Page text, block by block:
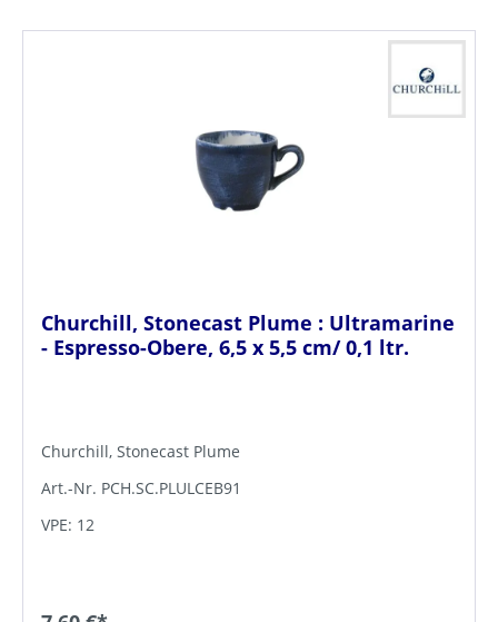
Churchill, Stonecast Plume : Ultramarine
- Espresso-Obere, 6,5 x 5,5 cm/ 0,1 ltr.
Churchill, Stonecast Plume
Art.-Nr. PCH.SC.PLULCEB91
VPE: 12